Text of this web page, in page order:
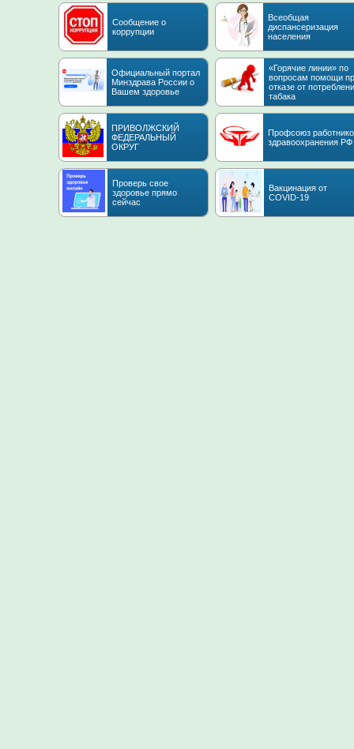
Сообщение о
коррупции
Всеобщая
диспансеризация
населения
Официальный портал
Минздрава России о
Вашем здоровье
«Горячие линии» по
вопросам помощи
отказе от
табака
ПРИВОЛЖСКИЙ
ФЕДЕРАЛЬНЫЙ
ОКРУГ
Профсоюз
здравоохранения РФ
Проверь свое
здоровье прямо
сейчас
Вакцинация от
COVID-19